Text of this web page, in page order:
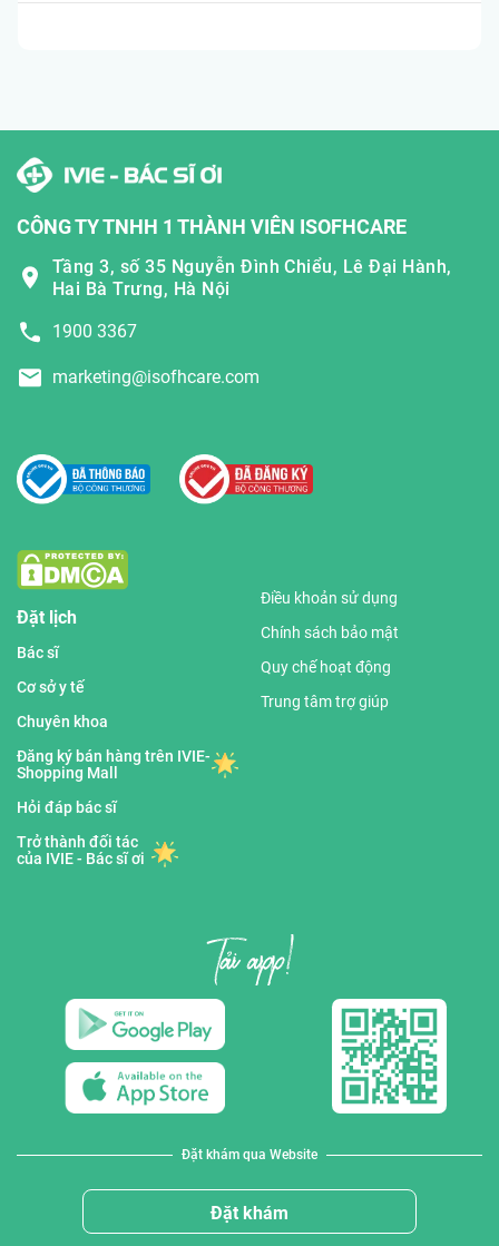
CÔNG TY TNHH 1 THÀNH VIÊN ISOFHCARE
Tầng 3, số 35 Nguyễn Đình Chiểu, Lê Đại Hành,
Hai Bà Trưng, Hà Nội
1900 3367
marketing@isofhcare.com
Đặt lịch
Bác sĩ
Cơ sở y tế
Chuyên khoa
Đăng ký bán hàng trên IVIE-
Shopping Mall
Hỏi đáp bác sĩ
Trở thành đối tác
của IVIE - Bác sĩ ơi
Điều khoản sử dụng
Chính sách bảo mật
Quy chế hoạt động
Trung tâm trợ giúp
Đặt khám qua Website
Đặt khám